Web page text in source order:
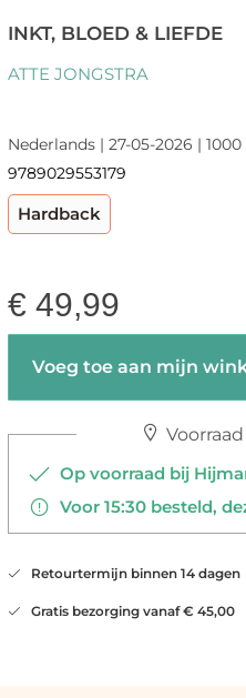
INKT, BLOED & LIEFDE
ATTE JONGSTRA
Nederlands | 27-05-2026 |
9789029553179
Hardback
€ 49,99
Voeg toe aan mijn
Op voorraad bij
Voor 15:30 besteld,
Retourtermijn binnen 14 dagen
Gratis bezorging vanaf € 45,00